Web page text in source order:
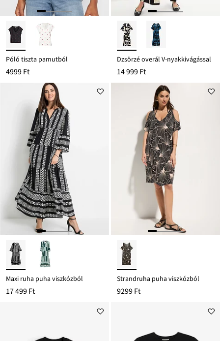
Póló tiszta pamutból
4999 Ft
Dzsörzé overál V-nyakkivágással
14 999 Ft
Maxi ruha puha viszkózból
17 499 Ft
Strandruha puha viszkózból
9299 Ft